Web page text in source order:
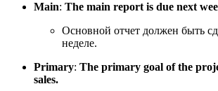
Main: The main report is due next
Основной отчет должен быть
неделе.
Primary: The primary goal of the
sales.